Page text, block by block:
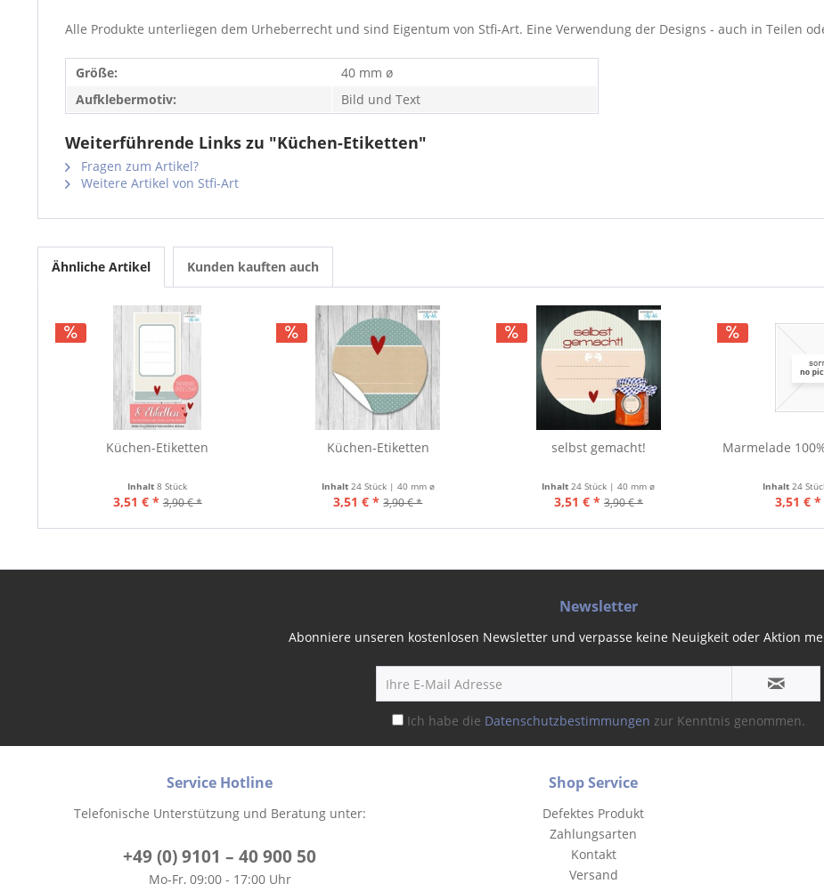
Alle Produkte unterliegen dem Urheberrecht und sind Eigentum von Stfi-Art. Eine Verwendung der Designs - auch in Teilen
Größe:
40 mm ø
Aufklebermotiv:
Bild und Text
Weiterführende Links zu "Küchen-Etiketten"
Fragen zum Artikel?
Weitere Artikel von Stfi-Art
Ähnliche Artikel Kunden kauften auch
Küchen-Etiketten
Inhalt8 Stück
3,51 € * 3,90 € *
Küchen-Etiketten
Inhalt 24 Stück | 40 mm ø
3,51 € * 3,90 € *
selbst gemacht!
Inhalt24 Stück | 40 mm ø
3,51 € * 3,90 € *
Marmelade
Inhalt24
3,51 € *
Service Hotline
Telefonische Unterstützung und Beratung unter:
+49 (0) 9101 – 40 900 50
Mo-Fr, 09:00 - 17:00 Uhr
Shop Service
Defektes Produkt
Zahlungsarten
Kontakt
Versand
Newsletter
Abonniere unseren kostenlosen Newsletter und verpasse keine Neuigkeit oder Aktion
Ich habe die Datenschutzbestimmungen zur Kenntnis genommen.